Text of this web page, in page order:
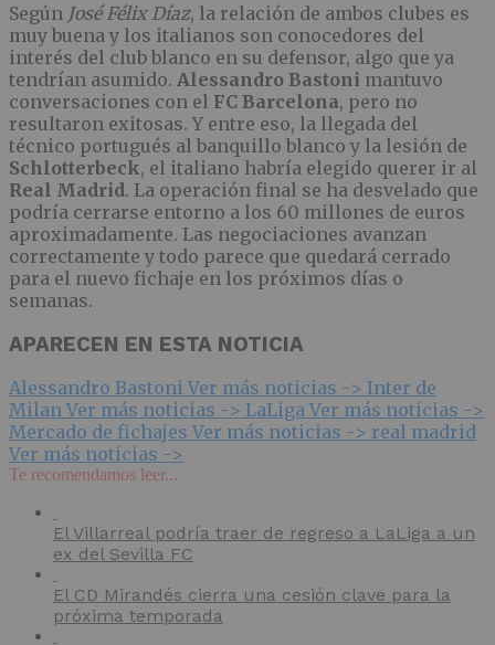
Según José Félix Díaz, la relación de ambos clubes es
muy buena y los italianos son conocedores del
interés del club blanco en su defensor, algo que ya
tendrían asumido. Alessandro Bastoni mantuvo
conversaciones con el FC Barcelona, pero no
resultaron exitosas. Y entre eso, la llegada del
técnico portugués al banquillo blanco y la lesión de
Schlotterbeck, el italiano habría elegido querer ir al
Real Madrid. La operación final se ha desvelado que
podría cerrarse entorno a los 60 millones de euros
aproximadamente. Las negociaciones avanzan
correctamente y todo parece que quedará cerrado
para el nuevo fichaje en los próximos días o
semanas.
APARECEN EN ESTA NOTICIA
Alessandro Bastoni Ver más noticias -> Inter de
Milan Ver más noticias -> LaLiga Ver más noticias ->
Mercado de fichajes Ver más noticias -> real madrid
Ver más noticias ->
Te recomendamos leer...
El Villarreal podría traer de regreso a LaLiga a un
ex del Sevilla FC
El CD Mirandés cierra una cesión clave para la
próxima temporada